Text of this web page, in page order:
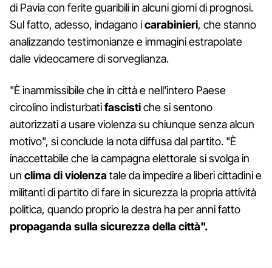
di Pavia con ferite guaribili in alcuni giorni di prognosi.
Sul fatto, adesso, indagano icarabinieri, che stanno
analizzando testimonianze e immagini estrapolate
dalle videocamere di sorveglianza.
"È inammissibile che in città e nell'intero Paese
circolino indisturbatifascistiche si sentono
autorizzati a usare violenza su chiunque senza alcun
motivo", si conclude la nota diffusa dal partito. "È
inaccettabile che la campagna elettorale si svolga in
un clima di violenzatale da impedire a liberi cittadini e
militanti di partito di fare in sicurezza la propria attività
politica, quando proprio la destra ha per anni fatto
propaganda sulla sicurezza della città".